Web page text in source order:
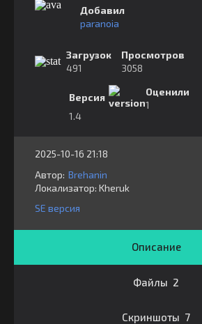
Добавил
paranoia
Загрузок
491
Просмотров
3058
Версия
1.4
Оценили
1
2025-10-16 21:18
Автор: Brehanin
Локализатор: ⁣⁣⁣Kheruk
SE версия
Описание
Файлы 2
Скриншоты 7